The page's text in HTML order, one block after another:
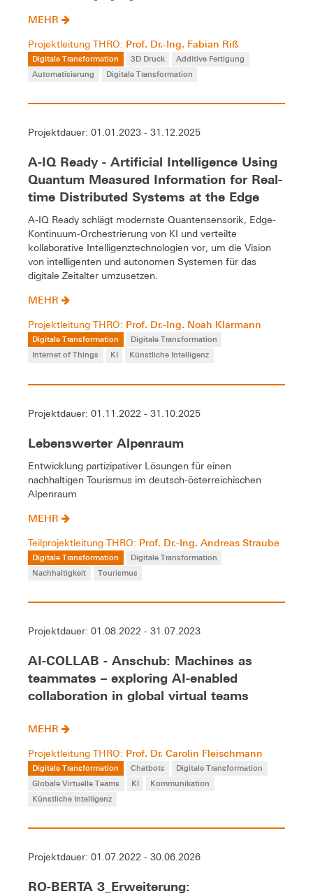
MEHR
Projektleitung THRO: Prof. Dr.-Ing. Fabian Riß
Digitale Transformation 3D Druck
Additive Fertigung
Automatisierung
Digitale Transformation
Projektdauer: 01.01.2023 - 31.12.2025
A-IQ Ready - Artificial Intelligence Using
Quantum Measured Information for Real-
time Distributed Systems at the Edge
A-IQ Ready schlägt modernste Quantensensorik, Edge-
Kontinuum-Orchestrierung von KI und verteilte
kollaborative Intelligenztechnologien vor, um die Vision
von intelligenten und autonomen Systemen für das
digitale Zeitalter umzusetzen.
MEHR
Projektleitung THRO: Prof. Dr.-Ing. Noah Klarmann
Digitale Transformation
Digitale Transformation
Internet of Things
KI Künstliche Intelligenz
Projektdauer: 01.11.2022 - 31.10.2025
Lebenswerter Alpenraum
Entwicklung partizipativer Lösungen für einen
nachhaltigen Tourismus im deutsch-österreichischen
Alpenraum
MEHR
Teilprojektleitung THRO: Prof. Dr.-Ing. Andreas Straube
Digitale Transformation
Digitale Transformation
Nachhaltigkeit
Tourismus
Projektdauer: 01.08.2022 - 31.07.2023
AI-COLLAB - Anschub: Machines as
teammates – exploring AI-enabled
collaboration in global virtual teams
MEHR
Projektleitung THRO: Prof. Dr. Carolin Fleischmann
Digitale Transformation Chatbots
Digitale Transformation
Globale Virtuelle Teams
KI
Kommunikation
Künstliche Intelligenz
Projektdauer: 01.07.2022 - 30.06.2026
RO-BERTA 3_Erweiterung: